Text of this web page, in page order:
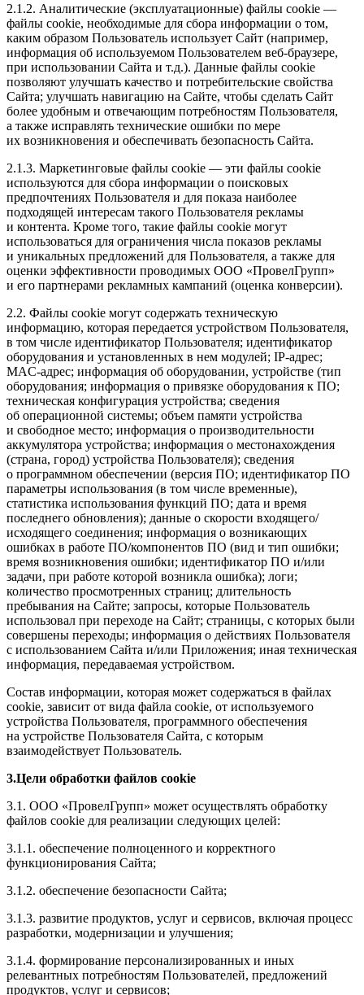
2.1.2. Аналитические (эксплуатационные) файлы cookie —
файлы cookie, необходимые для сбора информации о том,
каким образом Пользователь использует Сайт (например,
информация об используемом Пользователем веб-браузере,
при использовании Сайта и т.д.). Данные файлы cookie
позволяют улучшать качество и потребительские свойства
Сайта; улучшать навигацию на Сайте, чтобы сделать Сайт
более удобным и отвечающим потребностям Пользователя,
а также исправлять технические ошибки по мере
их возникновения и обеспечивать безопасность Сайта.
2.1.3. Маркетинговые файлы cookie — эти файлы cookie
используются для сбора информации о поисковых
предпочтениях Пользователя и для показа наиболее
подходящей интересам такого Пользователя рекламы
и контента. Кроме того, такие файлы cookie могут
использоваться для ограничения числа показов рекламы
и уникальных предложений для Пользователя, а также для
оценки эффективности проводимых ООО «ПровелГрупп»
и его партнерами рекламных кампаний (оценка конверсии).
2.2. Файлы cookie могут содержать техническую
информацию, которая передается устройством Пользователя,
в том числе идентификатор Пользователя; идентификатор
оборудования и установленных в нем модулей; IP-адрес;
MAC-адрес; информация об оборудовании, устройстве (тип
оборудования; информация о привязке оборудования к ПО;
техническая конфигурация устройства; сведения
об операционной системы; объем памяти устройства
и свободное место; информация о производительности
аккумулятора устройства; информация о местонахождения
(страна, город) устройства Пользователя); сведения
о программном обеспечении (версия ПО; идентификатор ПО
параметры использования (в том числе временные),
статистика использования функций ПО; дата и время
последнего обновления); данные о скорости входящего/
исходящего соединения; информация о возникающих
ошибках в работе ПО/компонентов ПО (вид и тип ошибки;
время возникновения ошибки; идентификатор ПО и/или
задачи, при работе которой возникла ошибка); логи;
количество просмотренных страниц; длительность
пребывания на Сайте; запросы, которые Пользователь
использовал при переходе на Сайт; страницы, с которых были
совершены переходы; информация о действиях Пользователя
с использованием Сайта и/или Приложения; иная техническая
информация, передаваемая устройством.
Состав информации, которая может содержаться в файлах
cookie, зависит от вида файла cookie, от используемого
устройства Пользователя, программного обеспечения
на устройстве Пользователя Сайта, с которым
взаимодействует Пользователь.
3.Цели обработки файлов cookie
3.1. ООО «ПровелГрупп» может осуществлять обработку
файлов cookie для реализации следующих целей:
3.1.1. обеспечение полноценного и корректного
функционирования Сайта;
3.1.2. обеспечение безопасности Сайта;
3.1.3. развитие продуктов, услуг и сервисов, включая процесс
разработки, модернизации и улучшения;
3.1.4. формирование персонализированных и иных
релевантных потребностям Пользователей, предложений
продуктов, услуг и сервисов;